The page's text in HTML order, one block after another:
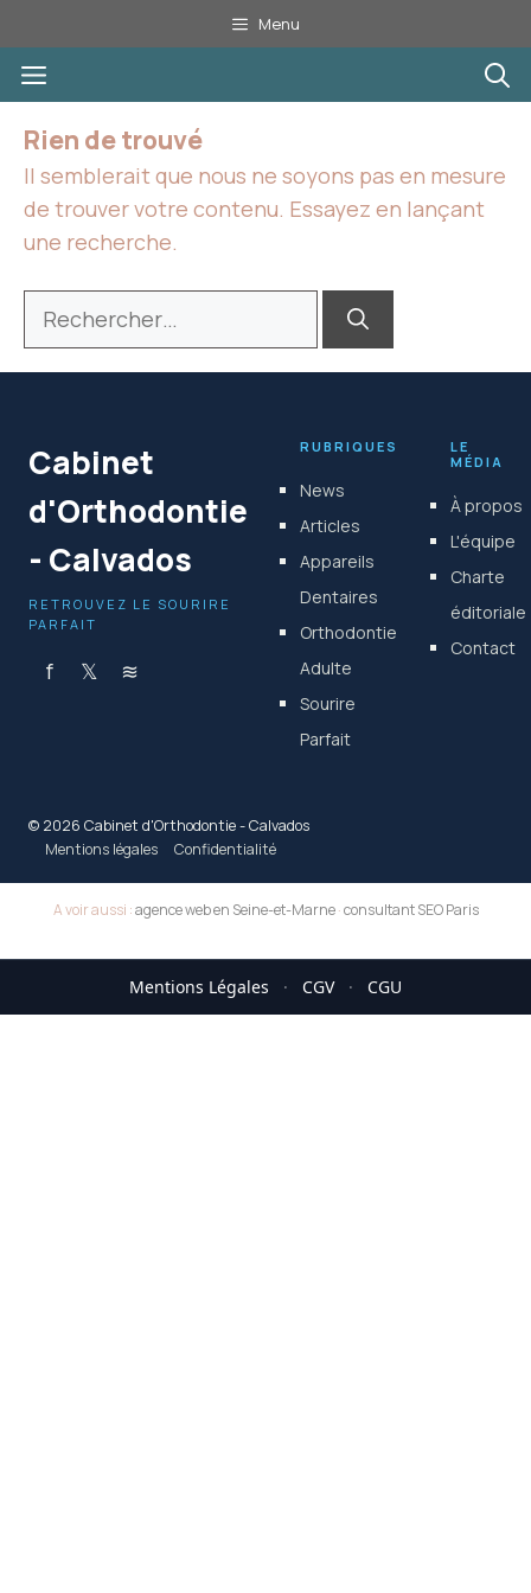
au
contenu
Menu
Menu
Rien de trouvé
Il semblerait que nous ne soyons pas en mesure
de trouver votre contenu. Essayez en lançant
une recherche.
Rechercher :
Cabinet
d'Orthodontie
- Calvados
RETROUVEZ LE SOURIRE
PARFAIT
f 𝕏 ≋
RUBRIQUES
News
Articles
Appareils
Dentaires
Orthodontie
Adulte
Sourire
Parfait
LE
MÉDIA
À propos
L'équipe
Charte
éditoriale
Contact
© 2026 Cabinet d'Orthodontie - Calvados
Mentions légales
Confidentialité
A voir aussi :agence web en Seine-et-Marne·consultant SEO Paris
Mentions Légales · CGV · CGU